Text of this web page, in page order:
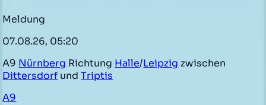
Meldung
07.08.26, 05:20
A9 Nürnberg Richtung Halle/Leipzig zwischen
Dittersdorf undTriptis
A9